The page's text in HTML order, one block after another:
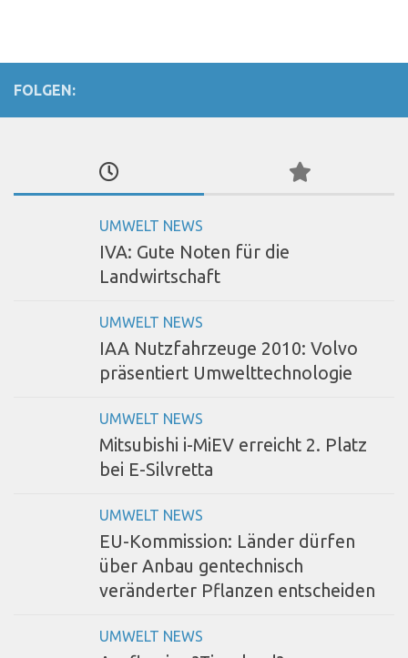
FOLGEN:
UMWELT NEWS
IVA: Gute Noten für die
Landwirtschaft
UMWELT NEWS
IAA Nutzfahrzeuge 2010: Volvo
präsentiert Umwelttechnologie
UMWELT NEWS
Mitsubishi i-MiEV erreicht 2. Platz
bei E-Silvretta
UMWELT NEWS
EU-Kommission: Länder dürfen
über Anbau gentechnisch
veränderter Pflanzen entscheiden
UMWELT NEWS